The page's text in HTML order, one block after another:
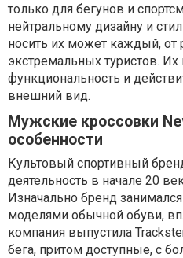
только для бегунов и
нейтральному дизайну и
носить их может каждый, от
экстремальных туристов. Их
функциональность и
внешний вид.
Мужские кроссовки
особенности
Культовый спортивный
деятельность в начале 20
Изначально бренд
моделями обычной обуви,
компания выпустила
бега, притом доступные, с